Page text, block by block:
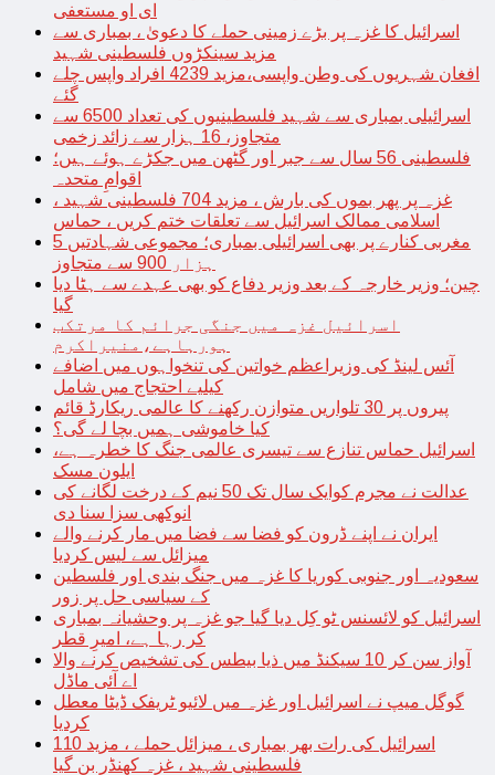
ای او مستعفی
اسرائیل کا غزہ پر بڑے زمینی حملے کا دعویٰ ، بمباری سے
مزید سینکڑوں فلسطینی شہید
افغان شہریوں کی وطن واپسی،مزید 4239 افراد واپس چلے
گئے
اسرائیلی بمباری سے شہید فلسطینیوں کی تعداد 6500 سے
متجاوز، 16 ہزار سے زائد زخمی
فلسطینی 56 سال سے جبر اور گٹھن میں جکڑے ہوئے ہیں؛
اقوامِ متحدہ
غزہ پر پھر بموں کی بارش ، مزید 704 فلسطینی شہید ،
اسلامی ممالک اسرائیل سے تعلقات ختم کریں ، حماس
مغربی کنارے پر بھی اسرائیلی بمباری؛ مجموعی شہادتیں 5
ہزار 900 سے متجاوز
چین؛ وزیر خارجہ کے بعد وزیر دفاع کو بھی عہدے سے ہٹا دیا
گیا
اسرائیل غزہ میں جنگی جرائم کا مرتکب
ہورہاہے،منیراکرم
آئس لینڈ کی وزیراعظم خواتین کی تنخواہوں میں اضافے
کیلیے احتجاج میں شامل
پیروں پر 30 تلواریں متوازن رکھنے کا عالمی ریکارڈ قائم
کیا خاموشی ہمیں بچا لے گی؟
اسرائیل حماس تنازع سے تیسری عالمی جنگ کا خطرہ ہے،
ایلون مسک
عدالت نے مجرم کوایک سال تک 50 نیم کے درخت لگانے کی
انوکھی سزا سنا دی
ایران نے اپنے ڈرون کو فضا سے فضا میں مار کرنے والے
میزائل سے لیس کردیا
سعودیہ اور جنوبی کوریا کا غزہ میں جنگ بندی اور فلسطین
کے سیاسی حل پر زور
اسرائیل کو لائسنس ٹو کِل دیا گیا جو غزہ پر وحشیانہ بمباری
کر رہا ہے، امیرِ قطر
آواز سن کر 10 سیکنڈ میں ذیا بیطس کی تشخیص کرنے والا
اے آئی ماڈل
گوگل میپ نے اسرائیل اور غزہ میں لائیو ٹریفک ڈیٹا معطل
کردیا
اسرائیل کی رات بھر بمباری ، میزائل حملے ، مزید 110
فلسطینی شہید ، غزہ کھنڈر بن گیا